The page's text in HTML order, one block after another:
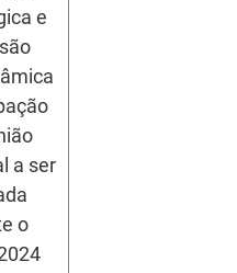
e
a ser
o